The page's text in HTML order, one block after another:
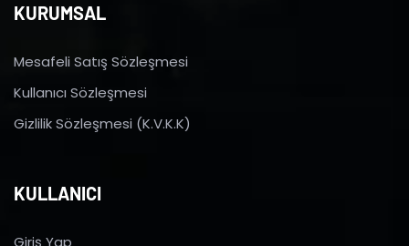
KURUMSAL
Mesafeli Satış Sözleşmesi
Kullanıcı Sözleşmesi
Gizlilik Sözleşmesi (K.V.K.K)
KULLANICI
Giriş Yap